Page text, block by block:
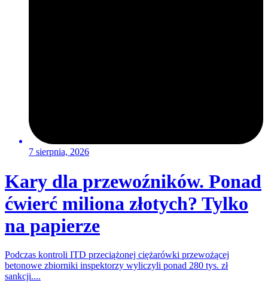
7 sierpnia, 2026
Kary dla przewoźników. Ponad
ćwierć miliona złotych? Tylko
na papierze
Podczas kontroli ITD przeciążonej ciężarówki przewożącej
betonowe zbiorniki inspektorzy wyliczyli ponad 280 tys. zł
sankcji....